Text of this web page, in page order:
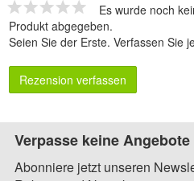
Es wurde noch
Produkt abgegeben.
Seien Sie der Erste. Verfassen Sie
Rezension verfassen
Verpasse keine
Abonniere jetzt unseren